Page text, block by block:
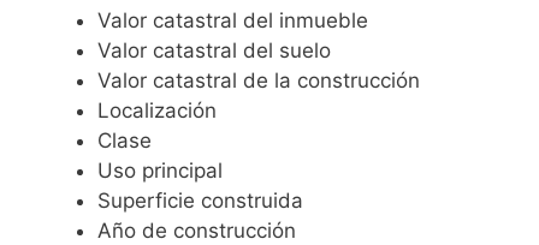
Valor catastral del inmueble
Valor catastral del suelo
Valor catastral de la construcción
Localización
Clase
Uso principal
Superficie construida
Año de construcción